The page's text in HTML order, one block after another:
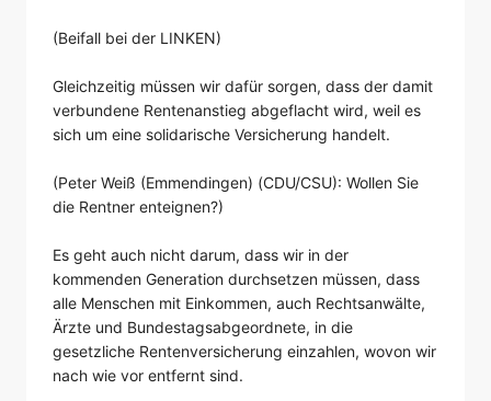
(Beifall bei der LINKEN)
Gleichzeitig müssen wir dafür sorgen, dass der damit
verbundene Rentenanstieg abgeflacht wird, weil es
sich um eine solidarische Versicherung handelt.
(Peter Weiß (Emmendingen) (CDU/CSU): Wollen Sie
die Rentner enteignen?)
Es geht auch nicht darum, dass wir in der
kommenden Generation durchsetzen müssen, dass
alle Menschen mit Einkommen, auch Rechtsanwälte,
Ärzte und Bundestagsabgeordnete, in die
gesetzliche Rentenversicherung einzahlen, wovon wir
nach wie vor entfernt sind.